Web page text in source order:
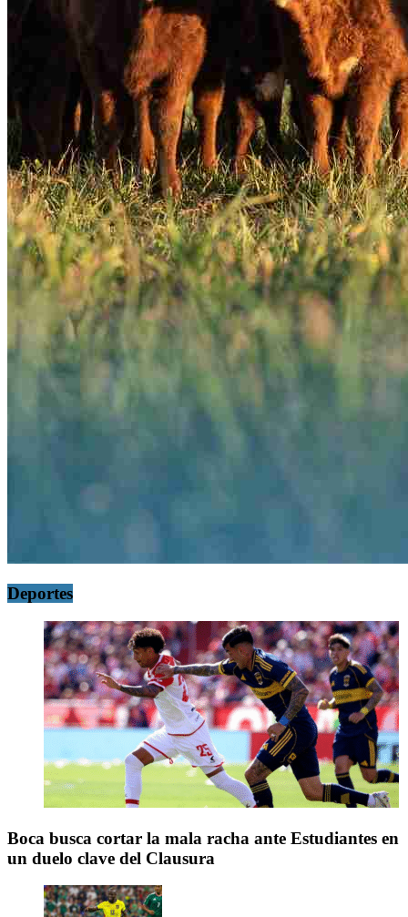
Deportes
Boca busca cortar la mala racha ante Estudiantes en
un duelo clave del Clausura